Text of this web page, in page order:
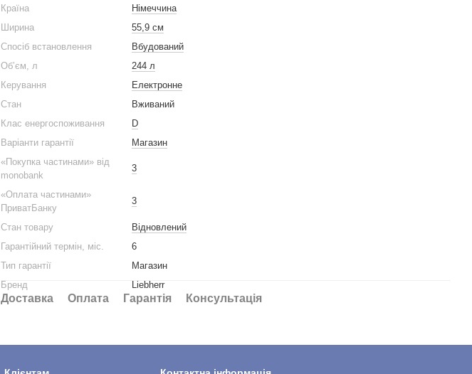
Країна
Німеччина
Ширина
55,9 см
Спосіб встановлення
Вбудований
Обʼєм, л
244 л
Керування
Електронне
Стан
Вживаний
Клас енергоспоживання
D
Варіанти гарантії
Магазин
«Покупка частинами» від
monobank
3
«Оплата частинами»
ПриватБанку
3
Стан товару
Вiдновлений
Гарантійний термін, міс.
6
Тип гарантії
Магазин
Бренд
Liebherr
Доставка Оплата Гарантія Консультація